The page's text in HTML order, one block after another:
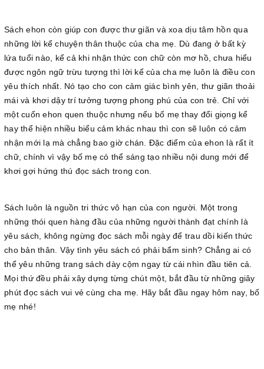
Sách ehon còn giúp con được thư giãn và xoa dịu tâm hồn qua
những lời kể chuyện thân thuộc của cha mẹ. Dù đang ở bất kỳ
lứa tuổi nào, kể cả khi nhận thức con chữ còn mơ hồ, chưa hiểu
được ngôn ngữ trừu tượng thì lời kể của cha mẹ luôn là điều con
yêu thích nhất. Nó tạo cho con cảm giác bình yên, thư giãn thoải
mái và khơi dậy trí tưởng tượng phong phú của con trẻ. Chỉ với
một cuốn ehon quen thuộc nhưng nếu bố mẹ thay đổi giọng kể
hay thể hiện nhiều biểu cảm khác nhau thì con sẽ luôn có cảm
nhận mới lạ mà chẳng bao giờ chán. Đặc điểm của ehon là rất ít
chữ, chính vì vậy bố mẹ có thể sáng tạo nhiều nội dung mới để
khơi gợi hứng thú đọc sách trong con.
Sách luôn là nguồn tri thức vô hạn của con người. Một trong
những thói quen hàng đầu của những người thành đạt chính là
yêu sách, không ngừng đọc sách mỗi ngày để trau dồi kiến thức
cho bản thân. Vậy tình yêu sách có phải bẩm sinh? Chẳng ai có
thể yêu những trang sách dày cộm ngay từ cái nhìn đầu tiên cả.
Mọi thứ đều phải xây dựng từng chút một, bắt đầu từ những giây
phút đọc sách vui vẻ cùng cha mẹ. Hãy bắt đầu ngay hôm nay, bố
mẹ nhé!